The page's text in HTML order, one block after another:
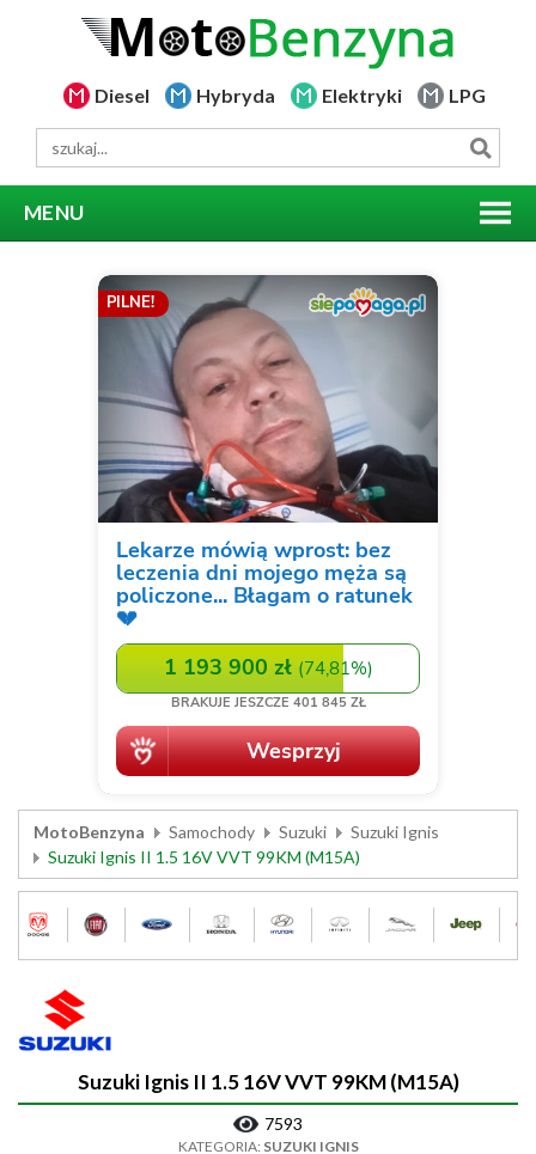
Diesel Hybryda Elektryki LPG
MENU
MotoBenzyna Samochody Suzuki
Suzuki Ignis
Suzuki Ignis II 1.5 16V VVT 99KM (M15A)
Suzuki Ignis II 1.5 16V VVT 99KM (M15A)
7593
KATEGORIA: SUZUKI IGNIS